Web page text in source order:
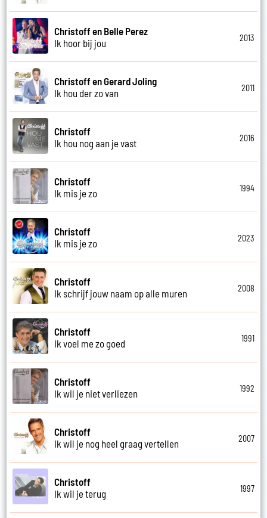
Christoff en Belle Perez
Ik hoor bij jou
2013
Christoff en Gerard Joling
Ik hou der zo van
2011
Christoff
Ik hou nog aan je vast
2016
Christoff
Ik mis je zo
1994
Christoff
Ik mis je zo
2023
Christoff
Ik schrijf jouw naam op alle muren
2008
Christoff
Ik voel me zo goed
1991
Christoff
Ik wil je niet verliezen
1992
Christoff
Ik wil je nog heel graag vertellen
2007
Christoff
Ik wil je terug
1997